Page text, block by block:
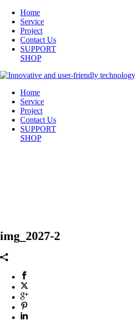
Home
Service
Project
Contact Us
SUPPORT
SHOP
Home
Service
Project
Contact Us
SUPPORT
SHOP
img_2027-2